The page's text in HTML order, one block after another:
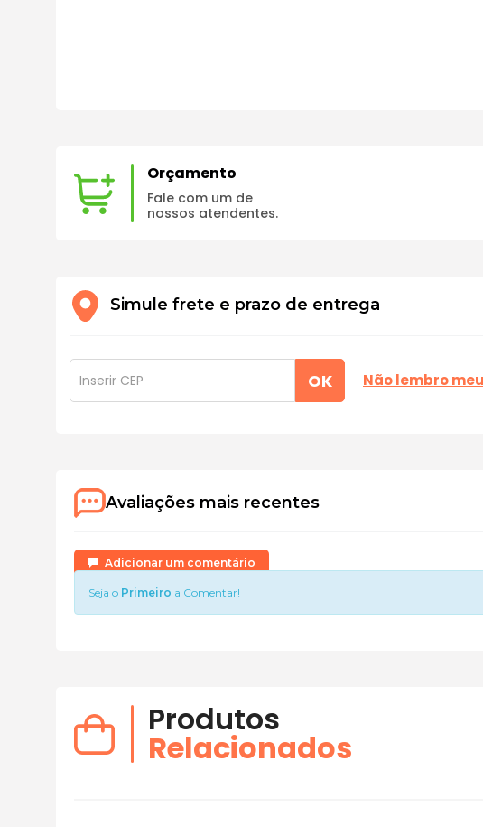
Orçamento
Fale com um de
nossos atendentes.
Simule frete e prazo de entrega
OK Não lembro meu
Avaliações mais recentes
Adicionar um comentário
Seja o Primeiro a Comentar!
Produtos
Relacionados